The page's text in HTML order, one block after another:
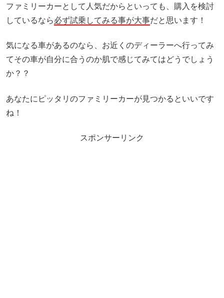
ファミリーカーとして人気だからといっても、購入を検討
しているなら必ず試乗してみる事が大事だと思います！
気になる車があるのなら、お近くのディーラーへ行ってみ
てその車が自分に合うのか肌で感じてみてはどうでしょう
か？？
あなたにピッタリのファミリーカーが見つかるといいです
ね！
スポンサーリンク